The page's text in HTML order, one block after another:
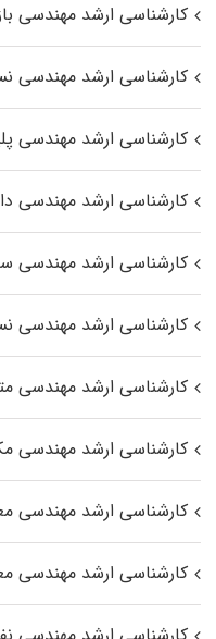
کارشناسی ارشد مهندسی
کارشناسی ارشد مهندسی
کارشناسی ارشد مهندسی
کارشناسی ارشد مهندسی
کارشناسی ارشد مهندسی
کارشناسی ارشد مهندسی
کارشناسی ارشد مهندسی
کارشناسی ارشد مهندسی
کارشناسی ارشد مهندسی
کارشناسی ارشد مهندسی